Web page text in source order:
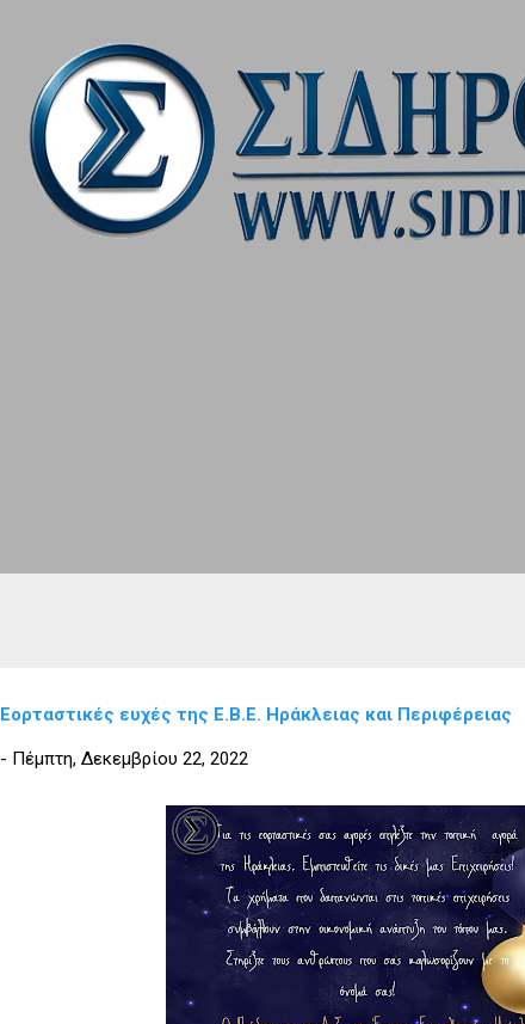
Εορταστικές ευχές της Ε.Β.Ε. Ηράκλειας και Περιφέρειας
- Πέμπτη, Δεκεμβρίου 22, 2022